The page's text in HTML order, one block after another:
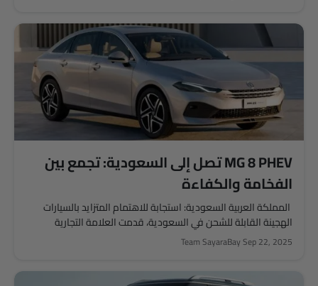
MG 8 PHEV تصل إلى السعودية: تجمع بين
الفخامة والكفاءة
المملكة العربية السعودية: استجابة للاهتمام المتزايد بالسيارات
الهجينة القابلة للشحن في السعودية، قدمت العلامة التجارية
الصينية "إم جي" سيارتها...
Team SayaraBaySep 22, 2025